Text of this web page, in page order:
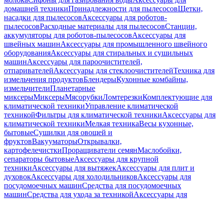
домашней техникиПринадлежности для пылесосовЩетки,
насадки для пылесосовАксессуары для роботов-
пылесосовРасходные материалы для пылесосовСтанции,
аккумуляторы для роботов-пылесосовАксессуары для
швейных машинАксессуары для промышленного швейного
оборудованияАксессуары для стиральных и сушильных
машинАксессуары для пароочистителей,
отпаривателейАксессуары для стеклоочистителейТехника для
измельчения продуктовБлендерыКухонные комбайны,
измельчителиПланетарные
миксерыМиксерыМясорубкиЛомтерезкиКомплектующие для
климатической техникиУправление климатической
техникойФильтры для климатической техникиАксессуары для
климатической техникиМелкая техникаВесы кухонные,
бытовыеСушилки для овощей и
фруктовВакууматорыОткрывалки,
картофелечисткиПроращиватели семянМаслобойки,
сепараторы бытовыеАксессуары для крупной
техникиАксессуары для вытяжекАксессуары для плит и
духовокАксессуары для холодильниковАксессуары для
посудомоечных машинСредства для посудомоечных
машинСредства для ухода за техникойАксессуары для